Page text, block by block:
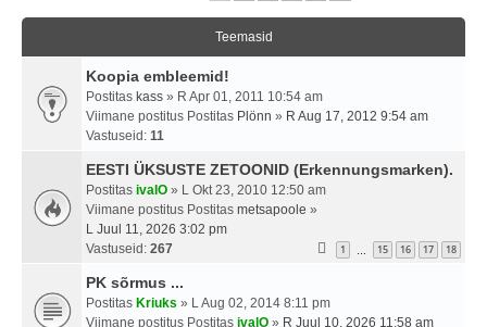
Teemasid
Koopia embleemid!
Postitas kass » R Apr 01, 2011 10:54 am
Viimane postitus Postitas Plönn » R Aug 17, 2012 9:54 am
Vastuseid: 11
EESTI ÜKSUSTE ZETOONID (Erkennungsmarken).
Postitas ivalO » L Okt 23, 2010 12:50 am
Viimane postitus Postitas metsapoole »
L Juul 11, 2026 3:02 pm
Vastuseid: 267 1 15 16 17 18
PK sõrmus ...
Postitas Kriuks » L Aug 02, 2014 8:11 pm
Viimane postitus Postitas ivalO » R Juul 10, 2026 11:58 am